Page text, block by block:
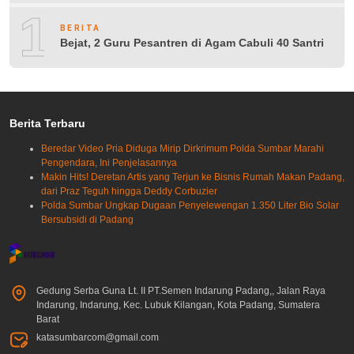
10BERITA
Bejat, 2 Guru Pesantren di Agam Cabuli 40 Santri
Berita Terbaru
Beredar Video Pria Diduga Mirip Dirkrimum Polda Sumbar Marahi
Pengendara, Ini Penjelasannya
Makin Hits! Deretan Artis yang Terjun ke Bisnis Rumah Makan Padang,
dari Praz Teguh hingga Deddy Corbuzier
Polda Sumbar Ungkap Dugaan Penyelewengan 1.350 Liter Bio Solar
Bersubsidi di Padang
Gedung Serba Guna Lt. II PT.Semen Indarung Padang,, Jalan Raya
Indarung, Indarung, Kec. Lubuk Kilangan, Kota Padang, Sumatera
Barat
katasumbarcom@gmail.com